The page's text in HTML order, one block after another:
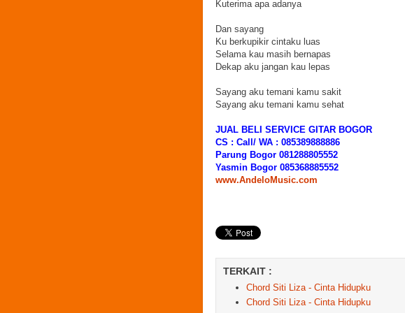
Kuterima apa adanya
Dan sayang
Ku berkupikir cintaku luas
Selama kau masih bernapas
Dekap aku jangan kau lepas
Sayang aku temani kamu sakit
Sayang aku temani kamu sehat
JUAL BELI SERVICE GITAR BOGOR
CS : Call/ WA : 085389888886
Parung Bogor 081288805552
Yasmin Bogor 085368885552
www.AndeloMusic.com
TERKAIT :
Chord Siti Liza - Cinta Hidupku
Chord Siti Liza - Cinta Hidupku